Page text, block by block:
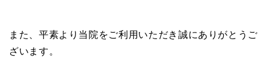
また、平素より当院をご利用いただき誠にありがとうご
ざいます。